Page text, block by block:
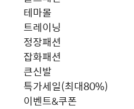
테마몰
트레이닝
정장패션
잡화패션
큰신발
특가세일(최대80%)
이벤트&쿠폰